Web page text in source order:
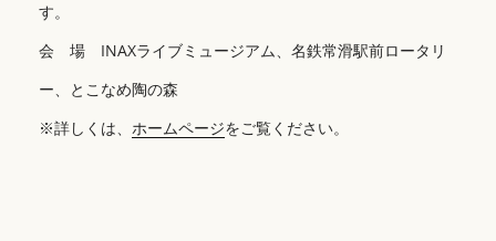
す。
会 場 INAXライブミュージアム、名鉄常滑駅前ロータリ
ー、とこなめ陶の森
※詳しくは、 ホームページをご覧ください。